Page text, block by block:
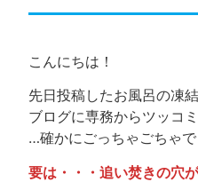
こんにちは！
先日投稿したお風呂の凍
ブログに専務からツッコ
…確かにごっちゃごちゃで
要は・・・追い焚きの穴